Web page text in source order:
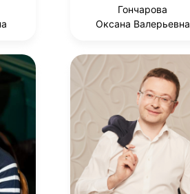
Гончарова
Оксана Валерьевна